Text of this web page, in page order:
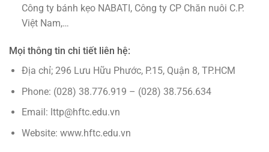
Công ty bánh kẹo NABATI, Công ty CP Chăn nuôi C.P.
Việt Nam,…
Mọi thông tin chi tiết liên hệ:
Địa chỉ; 296 Lưu Hữu Phước, P.15, Quận 8, TP.HCM
Phone: (028) 38.776.919 – (028) 38.756.634
Email: lttp@hftc.edu.vn
Website: www.hftc.edu.vn